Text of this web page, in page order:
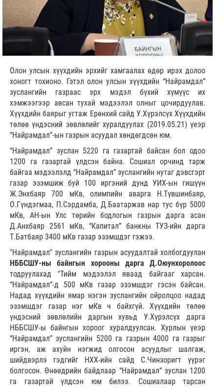
Олон улсын хүүхдийн эрхийг хамгаалах өдөр ирэх долоо
хоногт тохионо. Гэтэл олон улсын хүүхдийн “Найрамдал”
зуслангийн газраас эрх мэдэл бүхий хүмүүс их
хэмжээгээр авсан тухай мэдээлэл олныг цочирдуулав.
Хүүхдийн баярыг угтаж Ерөнхий сайд У.Хүрэлсүх Хүүхдийн
төлөө үндэсний зөвлөлийг хуралдуулах (2019.05.21) үеэр
“Найрамдал”-ын газрын асуудал хөндөгдсөн юм.
“Найрамдал” зуслан 5220 га газартай байсан бол одоо
1200 га газартай үлдсэн байна. Сошиал орчинд тарж
байгаа мэдээлэлд “Найрамдал” зуслангийн нутаг дэвсгэрт
газар эзэмшиж буй 100 иргэний дунд УИХ-ын гишүүн
Ж.Энхбаяр 700 мКв, олимпийн аварга Н.Түвшинбаяр,
О.Гүндэгмаа, П.Сэрдамба, Д.Баатаржав нар тус бүр 5000
мКв, АH-ын Улс төрийн бодлогын газрын дарга асан
Д.Анхбаяр 2561 мКв, “Капитал” банкны ТУЗ-ийн дарга
Т.Батбаяр 3400 мКв газар эзэмшдэг гэжээ.
"Найрамдал" зуслангийн газрын асуудалтай холбогдуулан
НББСШУ-ны байнгын хорооны дарга Д.Оюунхоролоос
тодруулахад "Тийм мэдээлэл яваад байгааг харсан.
“Найрамдал”-д 500 мКв газар эзэмшдэг гэсэн байсан.
Надад хүүхдийн ямар нэгэн зуслангийн ойролцоо надад
эзэмшдэг газар нэг мКв ч байхгүй. Хүүхдийн төлөө
үндэсний зөвлөлийн даргын хувьд У.Хүрэлсүх дарга
НББСШУ-ы байнгын хороог хуралдуулсан. Хурлын үеэр
“Найрамдал” зуслангийн 5200 га газрын 4000 га газрыг
иргэн, аж ахуйн нэгжид олгосон асуудлыг шалгаж,
шийдвэрлэ гэдгийг НХХ-ийн сайд С.Чинзоригт үүрэг
болгосон. Өнөөдрийн байдлаар “Найрамдал” зуслан 1200
га газартай үлдсэн юм билээ. Сошиалаар тарсан